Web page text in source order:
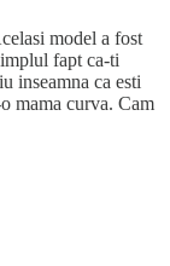
model a fost
fapt ca-ti
inseamna ca esti
mama curva. Cam